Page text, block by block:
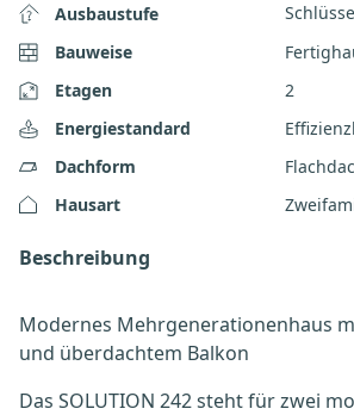
Ausbaustufe
Bauweise
Etagen
2
Energiestandard
Dachform
Hausart
Beschreibung
Modernes Mehrgenerationenhaus
und überdachtem Balkon
Das SOLUTION 242 steht für zwei